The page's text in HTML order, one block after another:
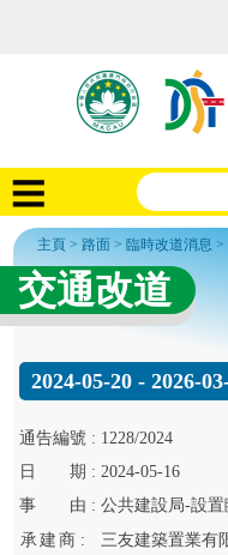
主頁 >路面 > 臨時改道消息 >
交通改道
2024-05-20 - 2026-
通告編號 : 1228/2024
日
期 :2024-05-16
事
由 :公共建設局-設
承建 商 :
三友建築置業有